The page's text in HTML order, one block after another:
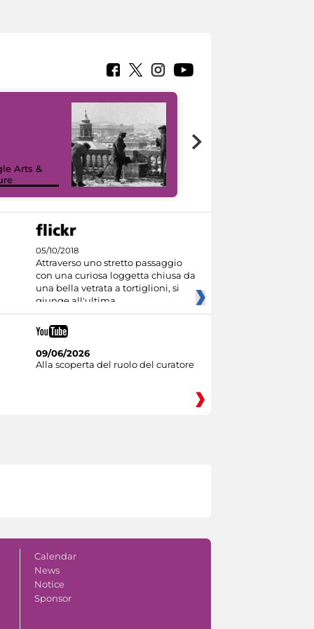
Arts &
05/10/2018
Attraverso uno stretto passaggio
con una curiosa loggetta chiusa da
una bella vetrata a tortiglioni, si
giunge all'ultima
09/06/2026
Alla scoperta del ruolo del curatore
Calendar
News
Notice
Sponsor